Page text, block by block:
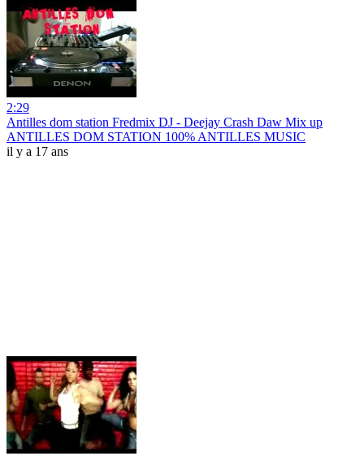
2:29
Antilles dom station Fredmix DJ - Deejay Crash Daw Mix up
ANTILLES DOM STATION 100% ANTILLES MUSIC
il y a 17 ans